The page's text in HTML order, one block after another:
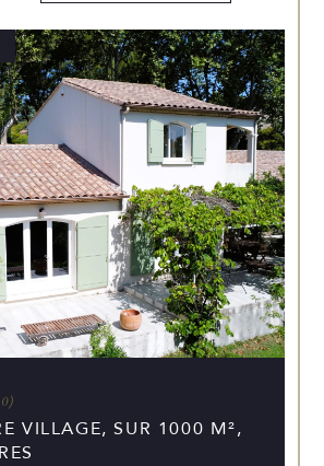
VILLAGE, SUR 1000 M²,